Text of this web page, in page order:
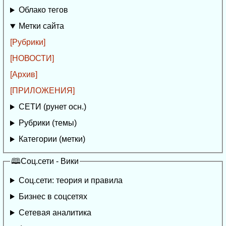
Облако тегов
Метки сайта
[Рубрики]
[НОВОСТИ]
[Архив]
[ПРИЛОЖЕНИЯ]
СЕТИ (рунет осн.)
Рубрики (темы)
Категории (метки)
🕮Соц.сети - Вики
Соц.сети: теория и правила
Бизнес в соцсетях
Сетевая аналитика